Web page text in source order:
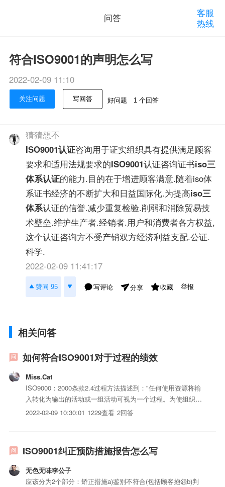
问答
客服
热线
符合ISO9001的声明怎么写
2022-02-09 11:10
关注问题 写回答 好问题 1 个回答
猜猜想不
ISO9001认证咨询用于证实组织具有提供满足顾客
要求和适用法规要求的ISO9001认证咨询证书iso三
体系认证的能力.目的在于增进顾客满意.随着iso体
系证书经济的不断扩大和日益国际化.为提高iso三
体系认证的信誉.减少重复检验.削弱和消除贸易技
术壁垒.维护生产者.经销者.用户和消费者各方权益,
这个认证咨询方不受产销双方经济利益支配.公证.
科学.
2022-02-09 11:41:17
赞同 95 写评论 分享 收藏 举报
相关问答
如何符合ISO9001对于过程的绩效
Miss.Cat
ISO9000：2000条款2.4过程方法描述到："任何使用资源将输
入转化为输出的活动或一组活动可视为一个过程。为使组织有
效运行，必须识别和管理许多相互关联和相互作用的过程。通
2022-02-09 10:30:01 1229查看 2回答
ISO9001纠正预防措施报告怎么写
无色无味李公子
应该分为2个部分：矫正措施a)鉴别不符合(包括顾客抱怨b)判